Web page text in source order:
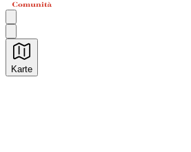
Karte
Unvergessliche kulinarische